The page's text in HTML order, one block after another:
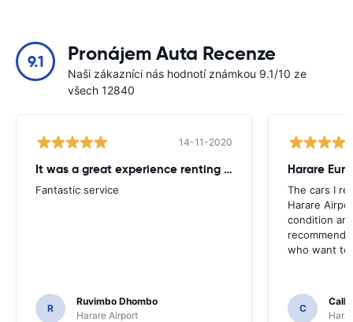
9.1 Pronájem Auta Recenze
Naši zákazníci nás hodnotí známkou 9.1/10 ze
všech 12840
14-11-2020
It was a great experience renting from Europcar
Fantastic service
R
Ruvimbo Dhombo
Harare Airport
Harare
The cars I
Harare
condition
recommend
who want to
C